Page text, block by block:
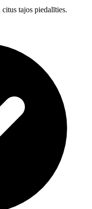
tajos piedalīties.